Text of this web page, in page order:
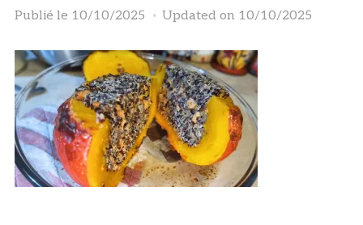
Publié le 10/10/2025 Updated on 10/10/2025